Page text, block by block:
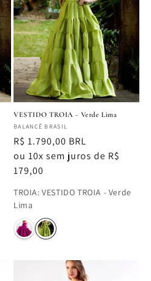
VESTIDO TROIA - Verde Lima
Fornecedor:
BALANCÊ BRASIL
Preço
normal
R$ 1.790,00 BRL
ou 10x sem juros de R$
179,00
TROIA:VESTIDO TROIA - Verde
Lima